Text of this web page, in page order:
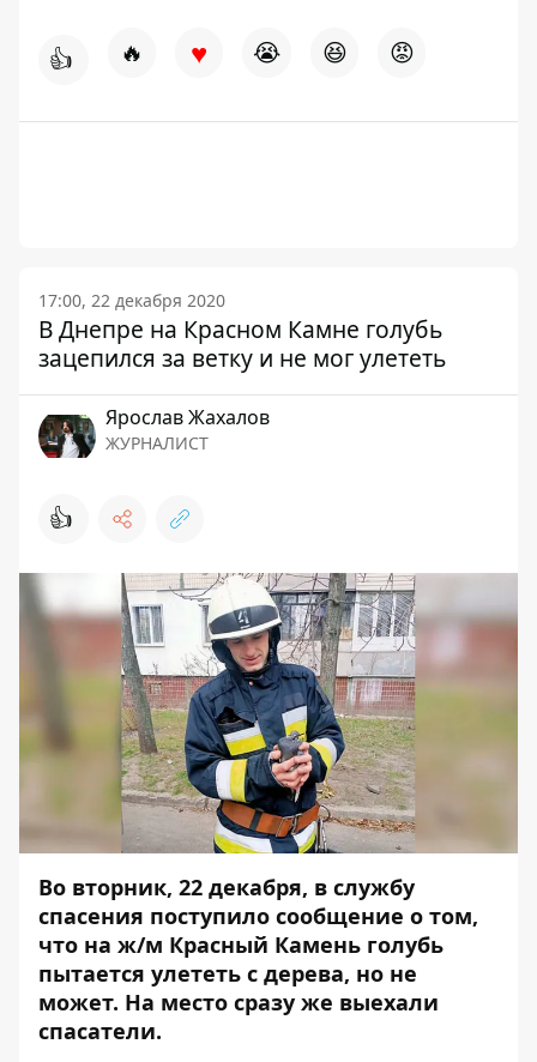
👍 🔥 ♥ 😭 😆 😡
17:00, 22 декабря 2020
В Днепре на Красном Камне голубь
зацепился за ветку и не мог улететь
Ярослав Жахалов
ЖУРНАЛИСТ
👍
Во вторник, 22 декабря, в службу
спасения поступило сообщение о том,
что на ж/м Красный Камень голубь
пытается улететь с дерева, но не
может. На место сразу же выехали
спасатели.